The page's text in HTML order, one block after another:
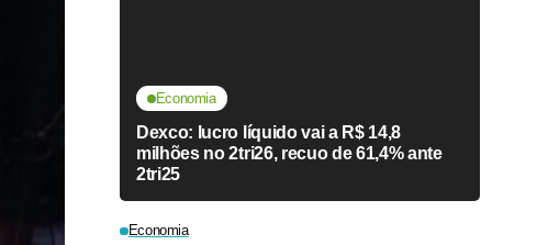
Economia
Dexco: lucro líquido vai a R$ 14,8
milhões no 2tri26, recuo de 61,4% ante
2tri25
Economia